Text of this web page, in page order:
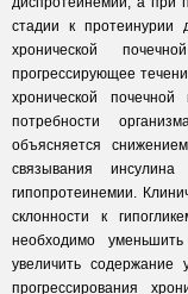
стадии к протеинурии
хронической
прогрессирующее
хронической почечной
потребности
объясняется
связывания
гипопротеинемии.
склонности к
необходимо
увеличить
прогрессирования